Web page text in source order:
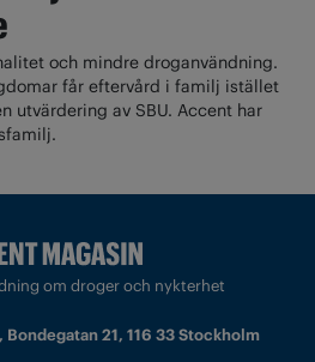
och mindre droganvändning.
får eftervård i familj istället
utvärdering av SBU. Accent har
om droger och nykterhet
21, 116 33 Stockholm